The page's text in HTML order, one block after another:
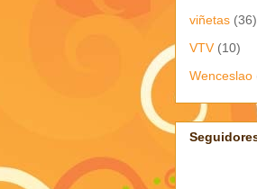
viñetas (36)
VTV (10)
Wenceslao